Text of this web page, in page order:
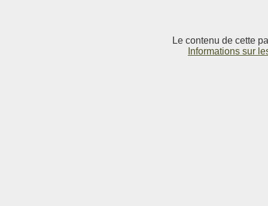
Le contenu de cette
Informations sur